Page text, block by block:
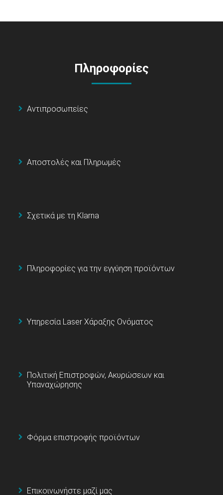
Πληροφορίες
Αντιπροσωπείες
Αποστολές και Πληρωμές
Σχετικά με τη Klarna
Πληροφορίες για την εγγύηση προϊόντων
Υπηρεσία Laser Χάραξης Ονόματος
Πολιτική Επιστροφών, Ακυρώσεων και
Υπαναχώρησης
Φόρμα επιστροφής προϊόντων
Επικοινωνήστε μαζί μας